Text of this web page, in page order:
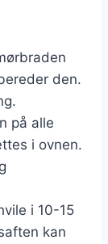
den.
på alle
i ovnen.
i 10-15
kan